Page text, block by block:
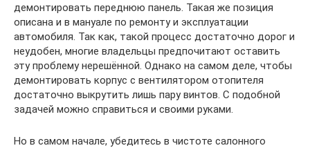
демонтировать переднюю панель. Такая же позиция
описана и в мануале по ремонту и эксплуатации
автомобиля. Так как, такой процесс достаточно дорог и
неудобен, многие владельцы предпочитают оставить
эту проблему нерешённой. Однако на самом деле, чтобы
демонтировать корпус с вентилятором отопителя
достаточно выкрутить лишь пару винтов. С подобной
задачей можно справиться и своими руками.
Но в самом начале, убедитесь в чистоте салонного